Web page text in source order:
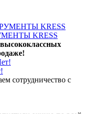
KRESS
сотрудничество с